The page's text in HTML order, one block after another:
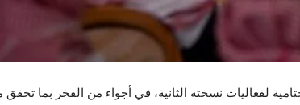
لفعاليات نسخته الثانية، في أجواء من الفخر بما